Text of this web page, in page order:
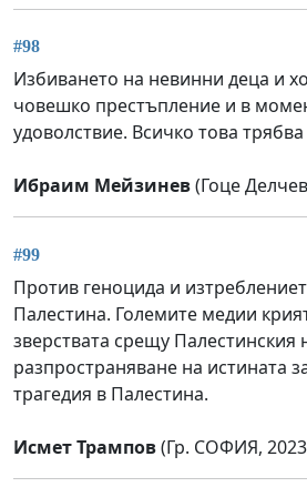
#98
Избиването на невинни деца и
човешко престъпление и в
удоволствие. Всичко това
Ибраим Мейзинев(Гоце
#99
Против геноцида и
Палестина. Големите медии
зверствата срещу
разпространяване на истината
трагедия в Палестина.
Исмет Трампов(Гр. СОФИЯ,